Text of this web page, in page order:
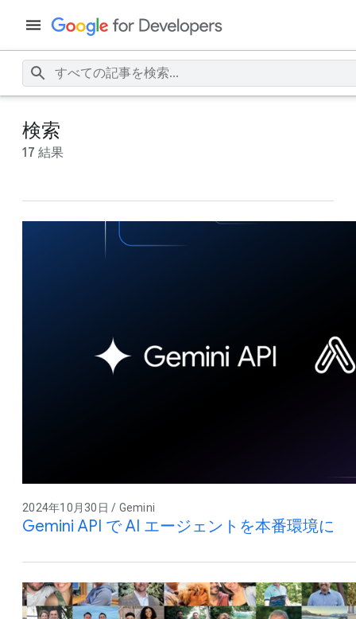
検索
17 結果
2024年10月30日 / Gemini
Gemini API で AI エージェントを本番環境に